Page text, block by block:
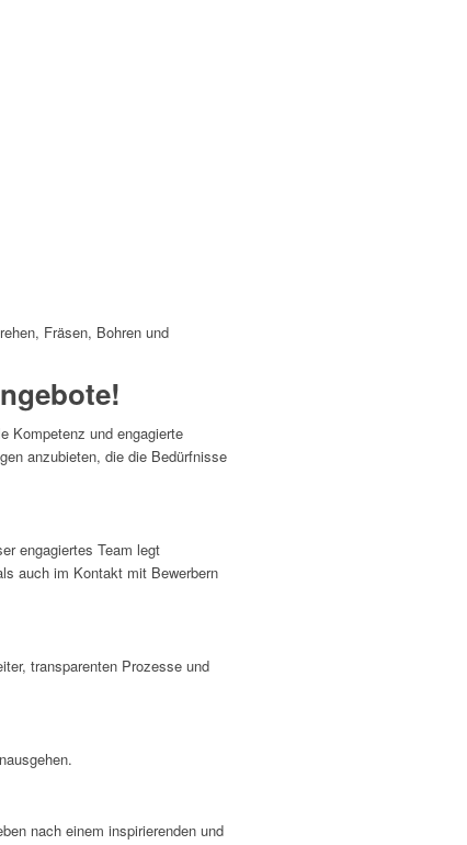
Fräsen, Bohren und
Kompetenz und engagierte
anzubieten, die die Bedürfnisse
engagiertes Team legt
auch im Kontakt mit Bewerbern
transparenten Prozesse und
nach einem inspirierenden und